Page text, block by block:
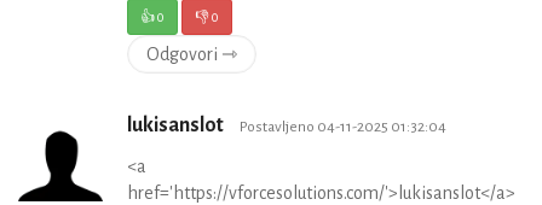
👍0 👎0
Odgovori ⇾
lukisanslot Postavljeno 04-11-2025 01:32:04
<a
href='https://vforcesolutions.com/'>lukisanslot</a>